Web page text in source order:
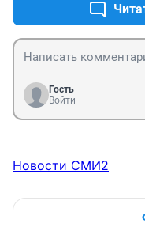
Гость
Войти
Новости СМИ2